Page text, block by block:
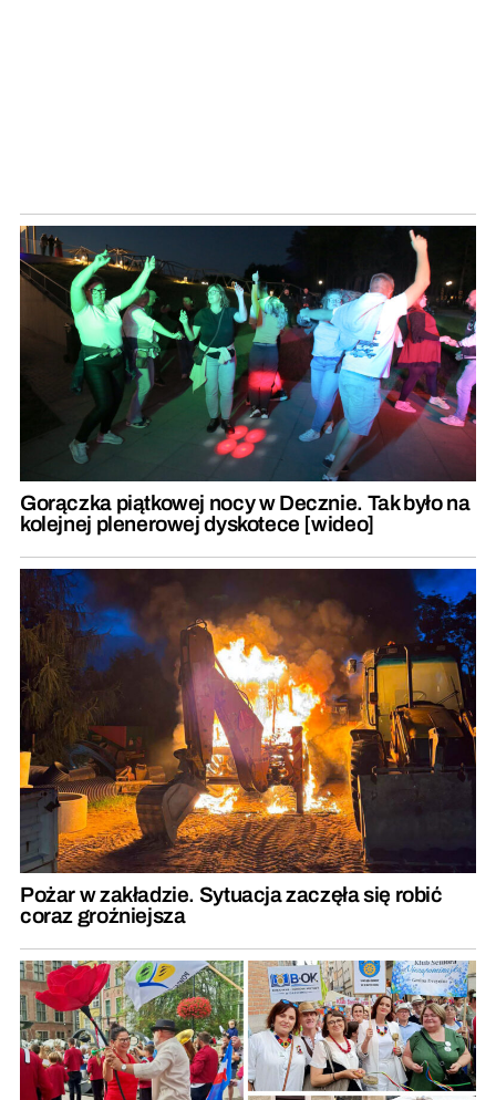
Gorączka piątkowej nocy w Decznie. Tak było na
kolejnej plenerowej dyskotece [wideo]
Pożar w zakładzie. Sytuacja zaczęła się robić
coraz groźniejsza